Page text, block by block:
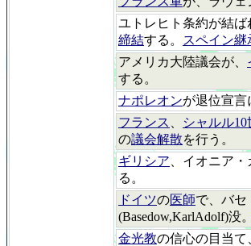
ユトレヒト条約が結ば
締結する。 スペイン継
アメリカ大陸議会が、
する。
ナポレオンが退位宣言
フランス
シャルル10
の議会解散を行う。
ギリシア 、イオニア
る。
ドイツの医師で、バセ
(Basedow,KarlAdolf)没。
金光教の信心の目当て